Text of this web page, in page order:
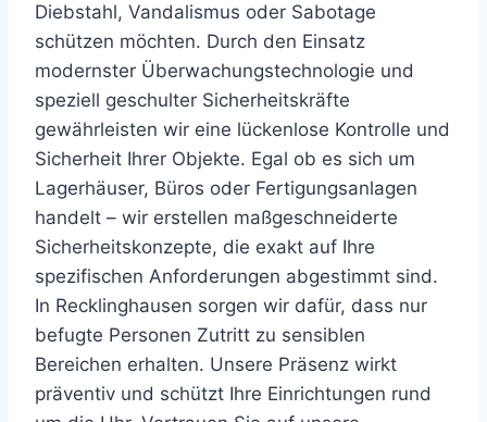
Diebstahl, Vandalismus oder Sabotage
schützen möchten. Durch den Einsatz
modernster Überwachungstechnologie und
speziell geschulter Sicherheitskräfte
gewährleisten wir eine lückenlose Kontrolle und
Sicherheit Ihrer Objekte. Egal ob es sich um
Lagerhäuser, Büros oder Fertigungsanlagen
handelt – wir erstellen maßgeschneiderte
Sicherheitskonzepte, die exakt auf Ihre
spezifischen Anforderungen abgestimmt sind.
In Recklinghausen sorgen wir dafür, dass nur
befugte Personen Zutritt zu sensiblen
Bereichen erhalten. Unsere Präsenz wirkt
präventiv und schützt Ihre Einrichtungen rund